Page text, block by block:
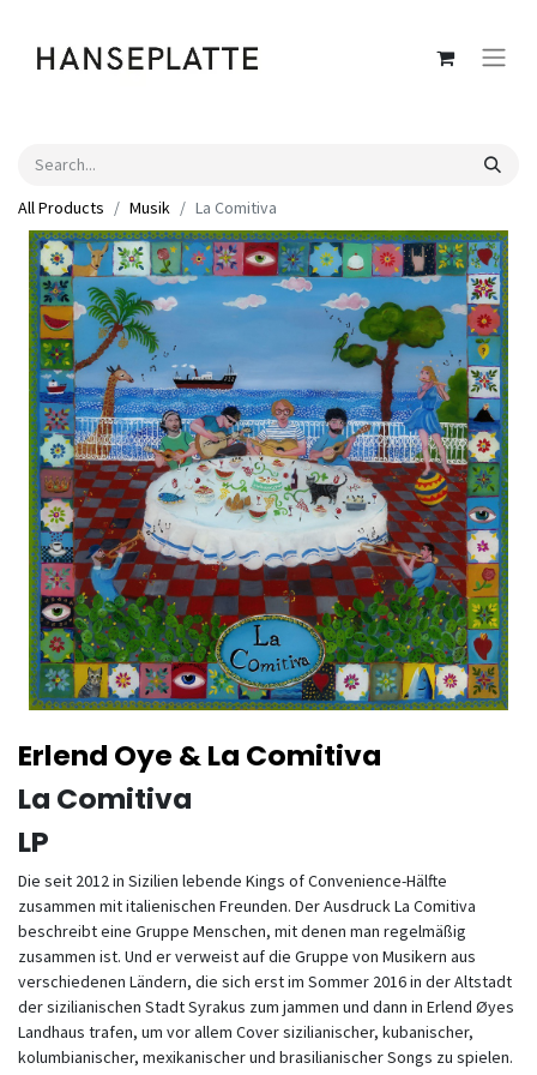
All Products Musik La Comitiva
Erlend Oye & La Comitiva
La Comitiva
LP
Die seit 2012 in Sizilien lebende Kings of Convenience-Hälfte
zusammen mit italienischen Freunden. Der Ausdruck La Comitiva
beschreibt eine Gruppe Menschen, mit denen man regelmäßig
zusammen ist. Und er verweist auf die Gruppe von Musikern aus
verschiedenen Ländern, die sich erst im Sommer 2016 in der Altstadt
der sizilianischen Stadt Syrakus zum jammen und dann in Erlend Øyes
Landhaus trafen, um vor allem Cover sizilianischer, kubanischer,
kolumbianischer, mexikanischer und brasilianischer Songs zu spielen.